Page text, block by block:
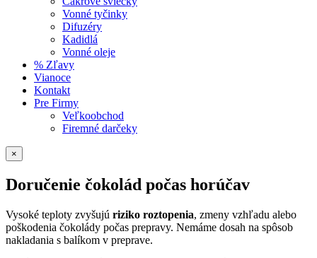
Vonné tyčinky
Difuzéry
Kadidlá
Vonné oleje
% Zľavy
Vianoce
Kontakt
Pre Firmy
Veľkoobchod
Firemné darčeky
×
Doručenie čokolád počas horúčav
Vysoké teploty zvyšujú riziko roztopenia, zmeny vzhľadu alebo
poškodenia čokolády počas prepravy. Nemáme dosah na spôsob
nakladania s balíkom v preprave.